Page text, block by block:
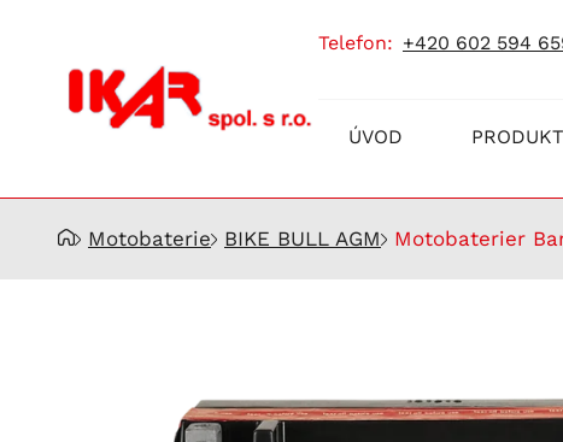
Prodej
akumulátorů
telefon: +420 602 594
ÚVOD
Motobaterie BIKE BULL AGM Motobaterier